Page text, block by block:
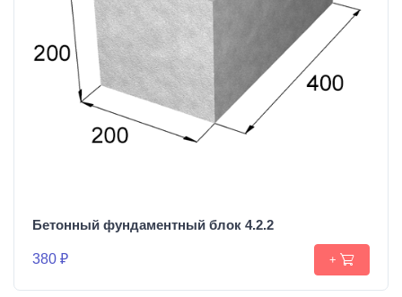
Бетонный фундаментный блок 4.2.2
380 ₽ +